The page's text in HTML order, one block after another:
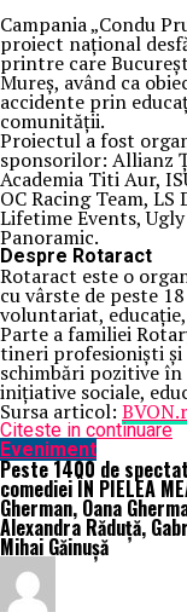
Campania „Condu
proiect național
printre care
Mureș, având ca
accidente prin
comunității.
Proiectul a fost
sponsorilor: Allianz
Academia Titi Aur,
OC Racing Team,
Lifetime Events,
Panoramic.
Despre Rotaract
Rotaract este o
cu vârste de peste
voluntariat,
Parte a familiei
tineri profesioniști și
schimbări pozitive
inițiative sociale,
Sursa articol:
Citeste in continuare
Eveniment
Peste 1400 de
comediei ÎN PIELEA
Gherman, Oana
Alexandra Răduță,
Mihai Găinușă